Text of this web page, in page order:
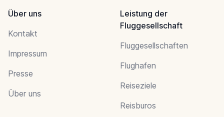
Über uns
Kontakt
Impressum
Presse
Über uns
Leistung der
Fluggesellschaft
Fluggesellschaften
Flughafen
Reiseziele
Reisburos